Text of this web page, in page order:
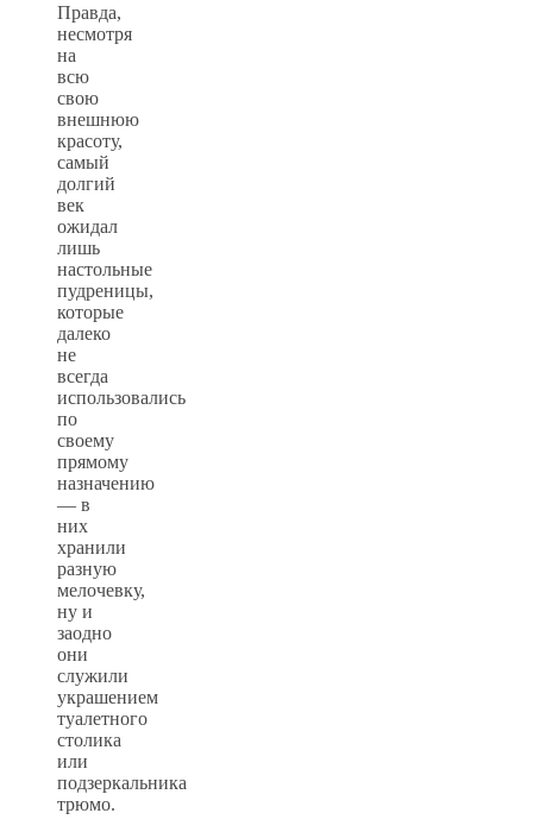
Правда,
несмотря
на
всю
свою
внешнюю
красоту,
самый
долгий
век
ожидал
лишь
настольные
пудреницы,
которые
далеко
не
всегда
использовались
по
своему
прямому
назначению
— в
них
хранили
разную
мелочевку,
ну и
заодно
они
служили
украшением
туалетного
столика
или
подзеркальника
трюмо.